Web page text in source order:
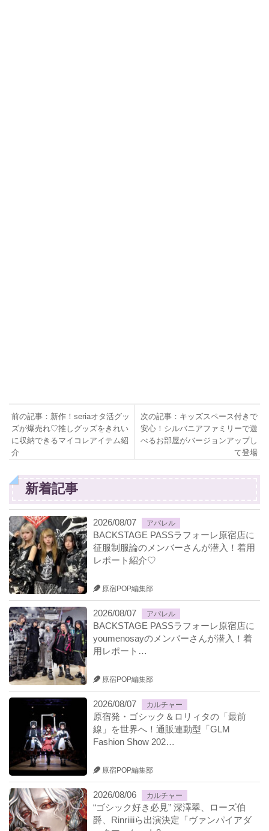
前の記事：新作！seriaオタ活グッ
ズが爆売れ♡推しグッズをきれい
に収納できるマイコレアイテム紹
介
次の記事：キッズスペース付きで
安心！シルバニアファミリーで遊
べるお部屋がバージョンアップし
て登場
新着記事
2026/08/07 アパレル
BACKSTAGE PASSラフォーレ原宿店に
征服制服論のメンバーさんが潜入！着用
レポート紹介♡
原宿POP編集部
2026/08/07 アパレル
BACKSTAGE PASSラフォーレ原宿店に
youmenosayのメンバーさんが潜入！着
用レポート…
原宿POP編集部
2026/08/07 カルチャー
原宿発・ゴシック＆ロリィタの「最前
線」を世界へ！通販連動型「GLM
Fashion Show 202…
原宿POP編集部
2026/08/06 カルチャー
“ゴシック好き必見” 深澤翠、ローズ伯
爵、Rinriiiiら出演決定「ヴァンパイアダ